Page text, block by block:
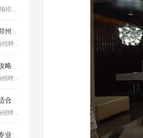
信息
信息
信息
信息